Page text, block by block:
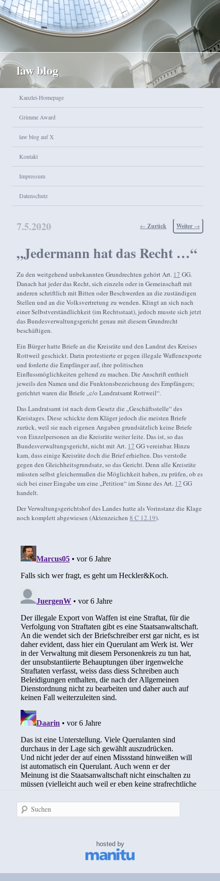
law blog
Zum Inhalt wechseln
Zum sekundären Inhalt wechseln
Kanzlei-Homepage
Grimme Award
law blog auf X
Kontakt
Impressum
Datenschutz
Beitragsnavigation
← Zurück Weiter →
„Jedermann hat das Recht …“
7.5.2020
Zu den weitgehend unbekannten Grundrechten gehört Art. 17 GG.
Danach hat jeder das Recht, sich einzeln oder in Gemeinschaft mit
anderen schriftlich mit Bitten oder Beschwerden an die zuständigen
Stellen und an die Volksvertretung zu wenden. Klingt an sich nach
einer Selbstverständlichkeit (im Rechtsstaat), jedoch musste sich jetzt
das Bundesverwaltungsgericht genau mit diesem Grundrecht
beschäftigen.
Ein Bürger hatte Briefe an die Kreisräte und den Landrat des Kreises
Rottweil geschickt. Darin protestierte er gegen illegale Waffenexporte
und forderte die Empfänger auf, ihre politischen
Einflussmöglichkeiten geltend zu machen. Die Anschrift enthielt
jeweils den Namen und die Funktonsbezeichnung des Empfängers;
gerichtet waren die Briefe „c/o Landratsamt Rottweil“.
Das Landratsamt ist nach dem Gesetz die „Geschäftsstelle“ des
Kreistages. Diese schickte dem Kläger jedoch die meisten Briefe
zurück, weil sie nach eigenen Angaben grundsätzlich keine Briefe
von Einzelpersonen an die Kreisräte weiter leite. Das ist, so das
Bundesverwaltungsgericht, nicht mit Art. 17 GG vereinbar. Hinzu
kam, dass einige Kreisräte doch die Brief erhielten. Das verstoße
gegen den Gleichheitsgrundsatz, so das Gericht. Denn alle Kreisräte
müssten selbst gleichermaßen die Möglichkeit haben, zu prüfen, ob es
sich bei einer Eingabe um eine „Petition“ im Sinne des Art. 17 GG
handelt.
Der Verwaltungsgerichtshof des Landes hatte als Vorinstanz die Klage
noch komplett abgewiesen (Aktenzeichen 8 C 12.19).
Suchen
hosted by